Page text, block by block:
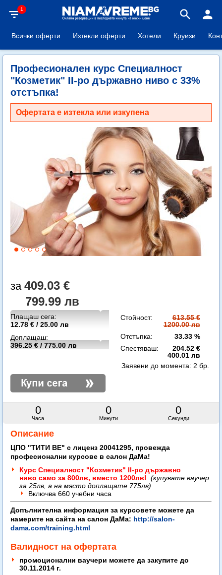
filter_list1 search person
Всички оферти Изтекли оферти Хотели Круизи
Професионален курс Специалност
"Козметик" II-ро държавно ниво с 33%
отстъпка!
Офертата е изтекла или изкупена
409.03 €
799.99 лв
Плащаш сега:
12.78 € / 25.00 лв
Доплащаш:
396.25 € / 775.00 лв
Стойност:
613.55 €
1200.00 лв
Отстъпка:
33.33 %
Спестяваш:
204.52 €
400.01 лв
0
Часа
0
Минути
0
Секунди
Заявени до момента: 2 бр.
Описание
ЦПО "ТИТИ ВЕ" с лиценз 20041295, провежда
професионални курсове в салон ДаМа!
Курс Специалност "Козметик" II-ро държавно
ниво само за 800лв, вместо 1200лв! (купувате ваучер
за 25лв, а на място доплащате 775лв)
Включва 660 учебни часа
Допълнителна информация за курсовете можете да
намерите на сайта на салон ДаМа: http://salon-
dama.com/training.html
Валидност на офертата
промоционални ваучери можете да закупите до
30.11.2014 г.